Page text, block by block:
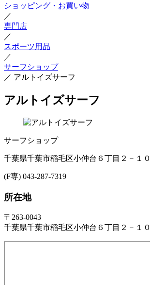
ショッピング・お買い物
／
専門店
／
スポーツ用品
／
サーフショップ
／ アルトイズサーフ
アルトイズサーフ
サーフショップ
千葉県千葉市稲毛区小仲台６丁目２－１０
(F専) 043-287-7319
所在地
〒263-0043
千葉県千葉市稲毛区小仲台６丁目２－１０